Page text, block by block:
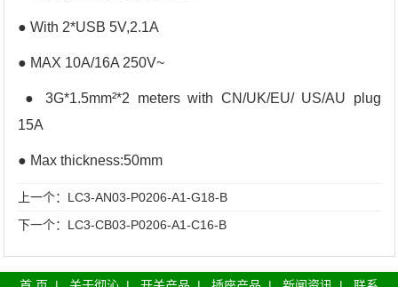
● With 2*USB 5V,2.1A
● MAX 10A/16A 250V~
● 3G*1.5mm²*2 meters with CN/UK/EU/ US/AU plug
15A
● Max thickness:50mm
上一个： LC3-AN03-P0206-A1-G18-B
下一个： LC3-CB03-P0206-A1-C16-B